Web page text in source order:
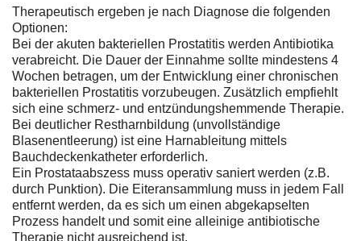
Therapeutisch ergeben je nach Diagnose die folgenden
Optionen:
Bei der akuten bakteriellen Prostatitis werden Antibiotika
verabreicht. Die Dauer der Einnahme sollte mindestens 4
Wochen betragen, um der Entwicklung einer chronischen
bakteriellen Prostatitis vorzubeugen. Zusätzlich empfiehlt
sich eine schmerz- und entzündungshemmende Therapie.
Bei deutlicher Restharnbildung (unvollständige
Blasenentleerung) ist eine Harnableitung mittels
Bauchdeckenkatheter erforderlich.
Ein Prostataabszess muss operativ saniert werden (z.B.
durch Punktion). Die Eiteransammlung muss in jedem Fall
entfernt werden, da es sich um einen abgekapselten
Prozess handelt und somit eine alleinige antibiotische
Therapie nicht ausreichend ist.